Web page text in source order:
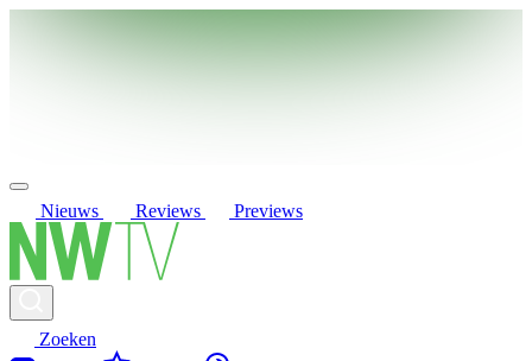
Nieuws Reviews Previews
Zoeken